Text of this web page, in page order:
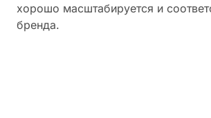
хорошо масштабируется и
бренда.